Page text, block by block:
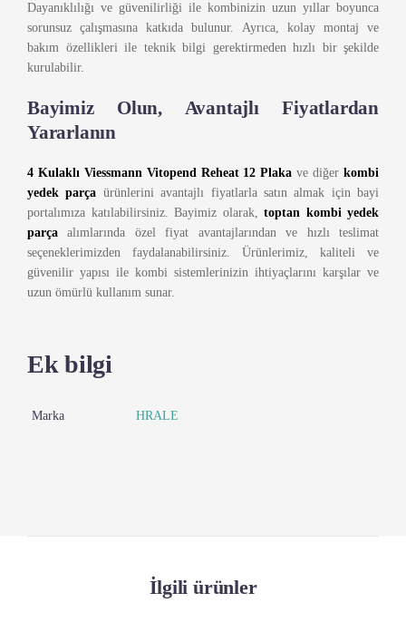
Dayanıklılığı ve güvenilirliği ile kombinizin uzun yıllar boyunca
sorunsuz çalışmasına katkıda bulunur. Ayrıca, kolay montaj ve
bakım özellikleri ile teknik bilgi gerektirmeden hızlı bir şekilde
kurulabilir.
Bayimiz Olun, Avantajlı Fiyatlardan
Yararlanın
4 Kulaklı Viessmann Vitopend Reheat 12 Plaka ve diğerkombi
yedek parça ürünlerini avantajlı fiyatlarla satın almak için bayi
portalımıza katılabilirsiniz. Bayimiz olarak, toptan kombi yedek
parça alımlarında özel fiyat avantajlarından ve hızlı teslimat
seçeneklerimizden faydalanabilirsiniz. Ürünlerimiz, kaliteli ve
güvenilir yapısı ile kombi sistemlerinizin ihtiyaçlarını karşılar ve
uzun ömürlü kullanım sunar.
Ek bilgi
Marka HRALE
İlgili ürünler